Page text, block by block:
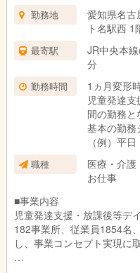
を支給いた
■試用期間3
期間中の待
勤務地
愛知県名古
ト名駅西 1
最寄駅
JR中央本
分
勤務時間
1ヵ月変形
児童発達
間の勤務と
基本の勤務
（例）平
ます。
職種
医療・介
お仕事
■事業内容
児童発達支援・放課後等デ
182事業所、従業員1854名
し、事業コンセプト実現に